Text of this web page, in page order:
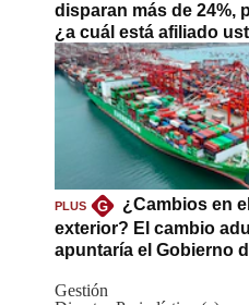
disparan más de 24%,
¿a cuál está afiliado
PLUS G
¿Cambios en
exterior? El cambio
apuntaría el Gobierno
Gestión